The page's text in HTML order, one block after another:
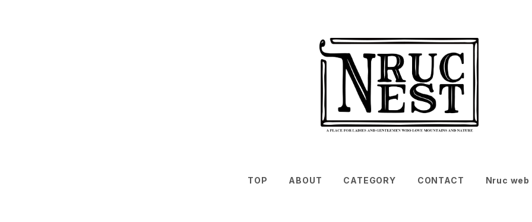
TOP ABOUT CATEGORY CONTACT Nruc